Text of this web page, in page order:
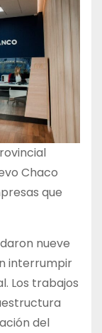
Chaco
que
nueve
interrumpir
Los trabajos
del